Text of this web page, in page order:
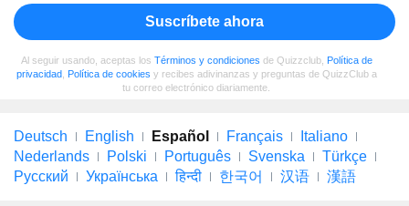
Suscríbete ahora
Al seguir usando, aceptas los Términos y condiciones de Quizzclub, Política de
privacidad, Política de cookies y recibes adivinanzas y preguntas de QuizzClub a
tu correo electrónico diariamente.
Deutsch English Español Français
Italiano
Nederlands
Polski Português Svenska
Türkçe
Русский
Українська हिन्दी 한국어 汉语 漢語